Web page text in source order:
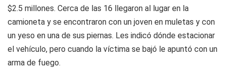
$2.5 millones. Cerca de las 16 llegaron al lugar en la
camioneta y se encontraron con un joven en muletas y con
un yeso en una de sus piernas. Les indicó dónde estacionar
el vehículo, pero cuando la víctima se bajó le apuntó con un
arma de fuego.